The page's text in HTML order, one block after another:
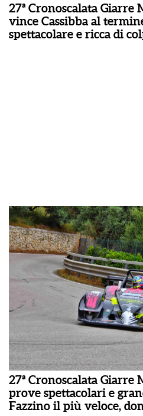
27ª Cronoscalata Giarre
vince Cassibba al
spettacolare e ricca di
27ª Cronoscalata Giarre
prove spettacolari e
Fazzino il più veloce,